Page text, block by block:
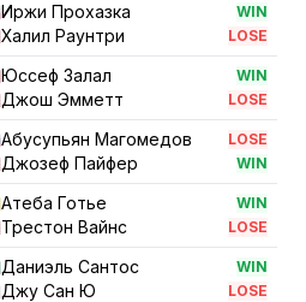
Иржи Прохазка WIN
Халил Раунтри LOSE
Юссеф Залал WIN
Джош Эмметт LOSE
Абусупьян Магомедов LOSE
Джозеф Пайфер WIN
Атеба Готье WIN
Трестон Вайнс LOSE
Даниэль Сантос WIN
Джу Сан Ю LOSE